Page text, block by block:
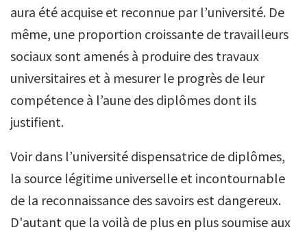
aura été acquise et reconnue par l’université. De
même, une proportion croissante de travailleurs
sociaux sont amenés à produire des travaux
universitaires et à mesurer le progrès de leur
compétence à l’aune des diplômes dont ils
justifient.
Voir dans l’université dispensatrice de diplômes,
la source légitime universelle et incontournable
de la reconnaissance des savoirs est dangereux.
D'autant que la voilà de plus en plus soumise aux